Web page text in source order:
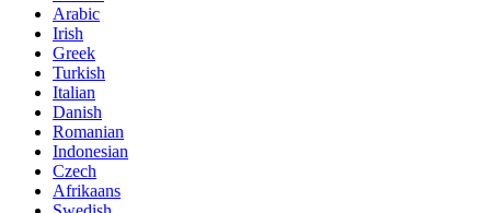
Arabic
Irish
Greek
Turkish
Italian
Danish
Romanian
Indonesian
Czech
Afrikaans